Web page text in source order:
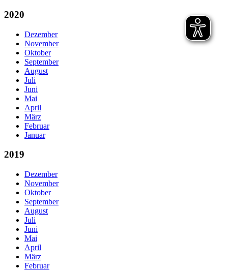
2020
Dezember
November
Oktober
September
August
Juli
Juni
Mai
April
März
Februar
Januar
2019
Dezember
November
Oktober
September
August
Juli
Juni
Mai
April
März
Februar